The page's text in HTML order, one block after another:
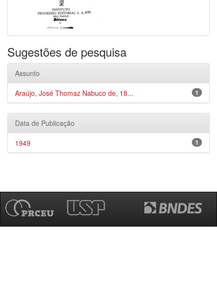
Sugestões de pesquisa
Assunto
1
Araújo, José Thomaz Nabuco de, 18...
Data de Publicação
1
1949